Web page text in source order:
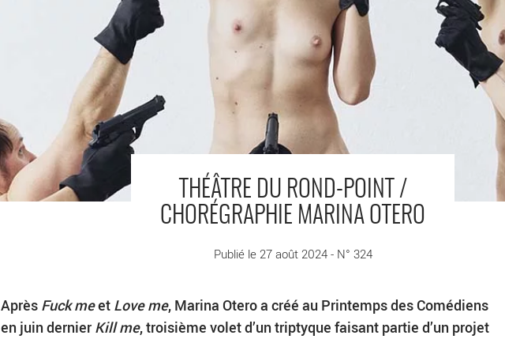
THÉÂTRE DU ROND-POINT /
CHORÉGRAPHIE MARINA OTERO
Publié le 27 août 2024 - N° 324
Après Fuck meet Love me, Marina Otero a créé au Printemps des Comédiens
en juin dernier Kill me, troisième volet d’un triptyque faisant partie d’un projet